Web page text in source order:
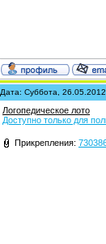
Дата: Суббота,
Логопедическое лото
Доступно только для
Прикрепления: